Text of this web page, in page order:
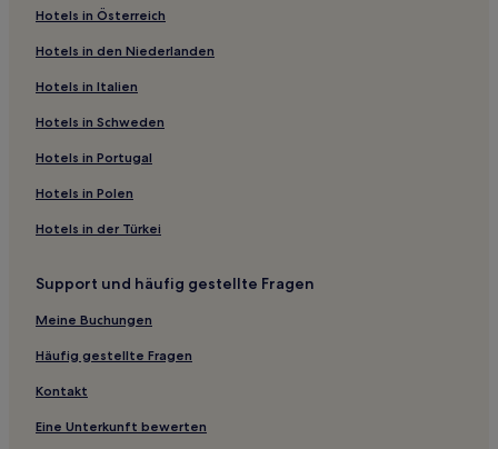
Business in O Salnés
Hotels mit Pool in Rias Baixas
Günstige in Rias Baixas
Hotels mit Parkplatz in Rias Baixas
Günstige in Redondela
Familien in Cangas
Hotels mit Fitnessbereich nahe Playa de Foxos
Familien in Sanxenxo
Hotels mit Parkplatz in Sanxenxo
Familien in Pontevedra
Hotels nahe Gafa Strand
Vigo Hotels
Hotels in Österreich
Hotels in den Niederlanden
Hotels in Italien
Hotels in Schweden
Hotels in Portugal
Hotels in Polen
Hotels in der Türkei
Support und häufig gestellte Fragen
Meine Buchungen
Häufig gestellte Fragen
Kontakt
Eine Unterkunft bewerten